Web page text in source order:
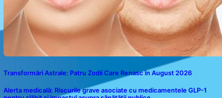
Transformări Astrale: Patru Zodii Care Renasc în August 2026
Alerta medicală: Riscurile grave asociate cu medicamentele GLP-1